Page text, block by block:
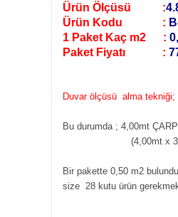
Ürün Ölçüsü :
Ürün Kodu :
1 Paket Kaç m2 :
Paket Fiyatı :
Duvar ölçüsü alma tekniği;
Bu durumda ; 4,00mt
(4,00mt x 3,50
Bir pakette 0,50 m2
size 28 kutu ürün